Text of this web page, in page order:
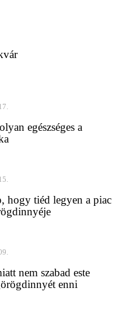
egészséges a
hogy tiéd legyen a piac
nem szabad este
enni